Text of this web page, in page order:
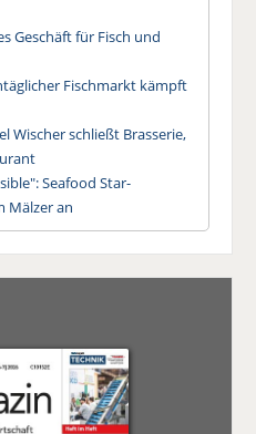
Geschäft für Fisch und
Fischmarkt kämpft
Wischer schließt Brasserie,
Seafood Star-
Mälzer an